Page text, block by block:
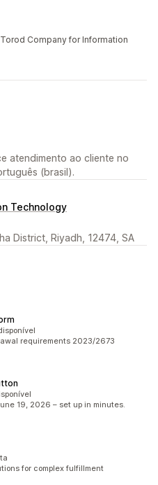
Company for Information
atendimento ao cliente no
(brasil).
Technology
District, Riyadh, 12474, SA
requirements 2023/2673
19, 2026 – set up in minutes.
for complex fulfillment